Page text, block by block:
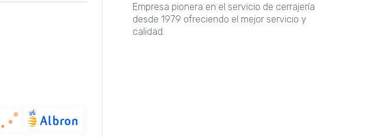
Empresa pionera en el servicio de cerrajería
desde 1979 ofreciendo el mejor servicio y
calidad.